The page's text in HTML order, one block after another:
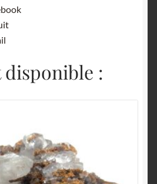
disponible :